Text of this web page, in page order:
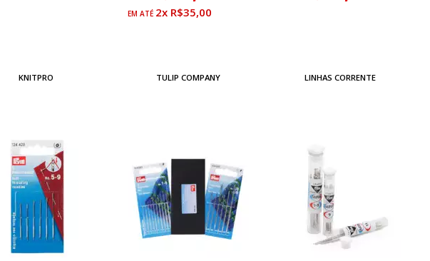
KNITPRO
2x R$35,00
TULIP COMPANY LINHAS CORRENTE